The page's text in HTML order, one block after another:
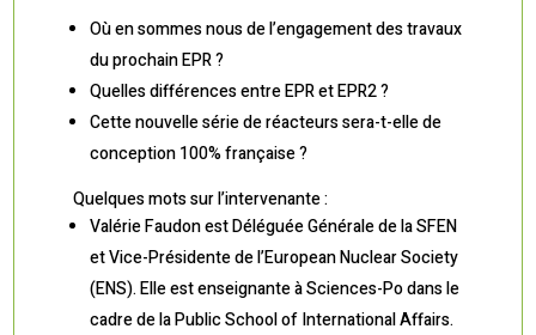
Où en sommes nous de l’engagement des travaux
du prochain EPR ?
Quelles différences entre EPR et EPR2 ?
Cette nouvelle série de réacteurs sera-t-elle de
conception 100% française ?
Quelques mots sur l’intervenante :
ValérieFaudonest Déléguée Générale de la SFEN
et Vice-Présidente de l’European Nuclear Society
(ENS). Elle est enseignante à Sciences-Po dans le
cadre de la Public School of International Affairs.